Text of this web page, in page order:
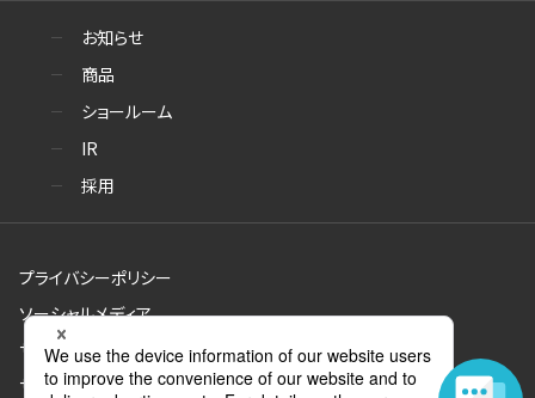
お知らせ
商品
ショールーム
IR
採用
プライバシーポリシー
ソーシャルメディア
サイトのご利用について
サイトマップ